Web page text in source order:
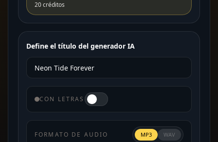
20 créditos
Define el título del generador IA
CON LETRAS
FORMATO DE AUDIO MP3 WAV